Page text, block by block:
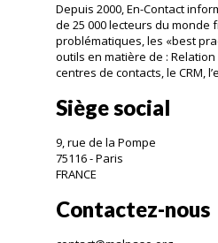
Depuis 2000, En-Contact
de 25 000 lecteurs du monde
problématiques, les «best
outils en matière de :
centres de contacts, le CRM,
Siège social
9, rue de la Pompe
75116 - Paris
FRANCE
Contactez-nous